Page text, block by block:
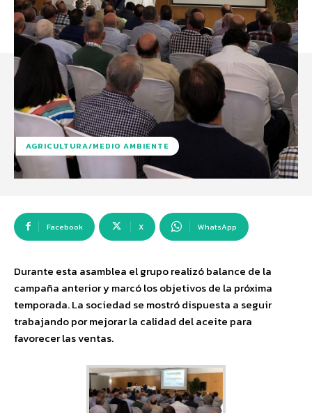
AGRICULTURA/MEDIO AMBIENTE
Facebook X WhatsApp
Durante esta asamblea el grupo realizó balance de la
campaña anterior y marcó los objetivos de la próxima
temporada. La sociedad se mostró dispuesta a seguir
trabajando por mejorar la calidad del aceite para
favorecer las ventas.